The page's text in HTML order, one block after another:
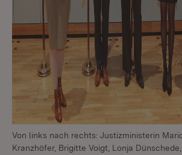
Von links nach rechts: Justizministerin
Kranzhöfer, Brigitte Voigt, Lonja